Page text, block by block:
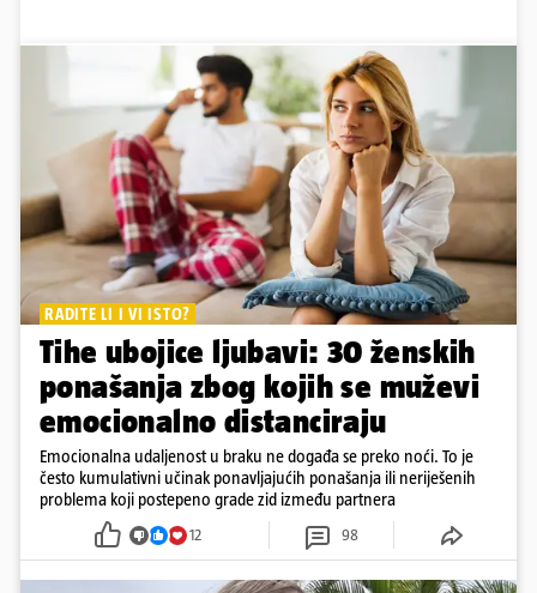
RADITE LI I VI ISTO?
Tihe ubojice ljubavi: 30 ženskih
ponašanja zbog kojih se muževi
emocionalno distanciraju
Emocionalna udaljenost u braku ne događa se preko noći. To je
često kumulativni učinak ponavljajućih ponašanja ili neriješenih
problema koji postepeno grade zid između partnera
12 98